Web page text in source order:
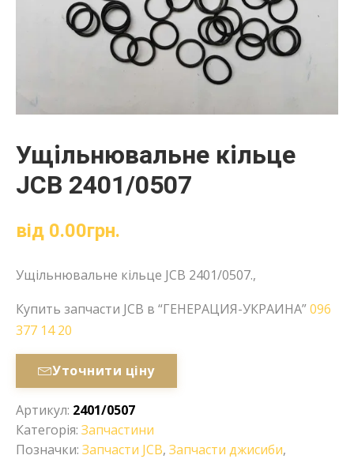
Ущільнювальне кільце
JCB 2401/0507
від 0.00грн.
Ущільнювальне кільце JCB 2401/0507.,
Купить запчасти JCB в “ГЕНЕРАЦИЯ-УКРАИНА”096
377 14 20
Уточнити ціну
Артикул: 2401/0507
Категорія: Запчастини
Позначки: Запчасти JCB, Запчасти джисиби,